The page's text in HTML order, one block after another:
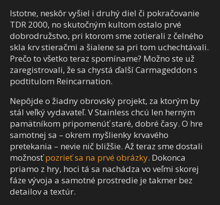
Istotne, neskôr vyšiel i druhý diel či pokračovanie
TDR 2000, no skutočným kultom ostalo prvé
dobrodružstvo, pri ktorom sme zotierali z čelného
skla krv stieračmi a šialene sa pri tom uchechtávali.
Prečo to všetko teraz spomíname? Možno ste už
zaregistrovali, že sa chystá ďalší Carmageddon s
podtitulom Reincarnation.
Nepôjde o žiadny obrovský projekt, za ktorým by
stál veľký vydavateľ. V Stainless chcú len herným
pamätníkom pripomenúť staré, dobré časy. O hre
samotnej sa – okrem myšlienky krvavého
pretekania – nevie nič bližšie. Až teraz sme dostali
možnosťpozrieť sa na prvé obrázky. Dokonca
priamo z hry, hoci tá sa nachádza vo veľmi skorej
fáze vývoja a samotné prostredie je takmer bez
detailov a textúr.